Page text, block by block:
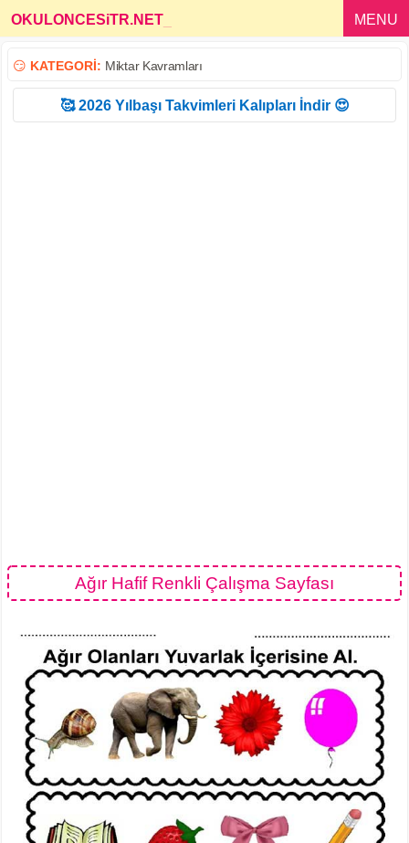
OKULONCESiTR.NET MENU
😏 KATEGORİ: Miktar Kavramları
🥰 2026 Yılbaşı Takvimleri Kalıpları İndir 😍
Ağır Hafif Renkli Çalışma Sayfası